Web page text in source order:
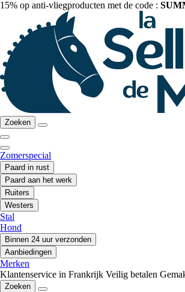
15% op anti-vliegproducten met de code :
Zoeken
Zomerspecial
Paard in rust
Paard aan het werk
Ruiters
Westers
Stal
Hond
Binnen 24 uur verzonden
Aanbiedingen
Merken
Klantenservice in Frankrijk Veilig betalen
Zoeken